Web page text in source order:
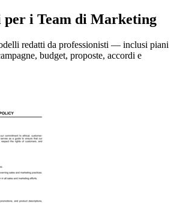
i Team di Marketing
redatti da professionisti — inclusi piani
budget, proposte, accordi e